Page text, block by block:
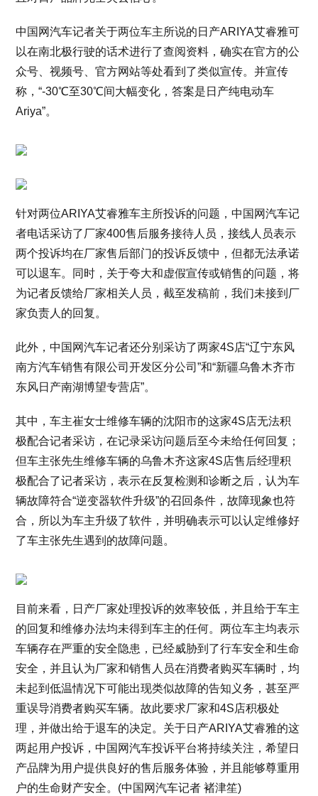
中国网汽车记者关于两位车主所说的日产ARIYA艾睿雅可
以在南北极行驶的话术进行了查阅资料，确实在官方的公
众号、视频号、官方网站等处看到了类似宣传。并宣传
称，“-30℃至30℃间大幅变化，答案是日产纯电动车
Ariya”。
针对两位ARIYA艾睿雅车主所投诉的问题，中国网汽车记
者电话采访了厂家400售后服务接待人员，接线人员表示
两个投诉均在厂家售后部门的投诉反馈中，但都无法承诺
可以退车。同时，关于夸大和虚假宣传或销售的问题，将
为记者反馈给厂家相关人员，截至发稿前，我们未接到厂
家负责人的回复。
此外，中国网汽车记者还分别采访了两家4S店“辽宁东风
南方汽车销售有限公司开发区分公司”和“新疆乌鲁木齐市
东风日产南湖博望专营店”。
其中，车主崔女士维修车辆的沈阳市的这家4S店无法积
极配合记者采访，在记录采访问题后至今未给任何回复；
但车主张先生维修车辆的乌鲁木齐这家4S店售后经理积
极配合了记者采访，表示在反复检测和诊断之后，认为车
辆故障符合“逆变器软件升级”的召回条件，故障现象也符
合，所以为车主升级了软件，并明确表示可以认定维修好
了车主张先生遇到的故障问题。
目前来看，日产厂家处理投诉的效率较低，并且给于车主
的回复和维修办法均未得到车主的任何。两位车主均表示
车辆存在严重的安全隐患，已经威胁到了行车安全和生命
安全，并且认为厂家和销售人员在消费者购买车辆时，均
未起到低温情况下可能出现类似故障的告知义务，甚至严
重误导消费者购买车辆。故此要求厂家和4S店积极处
理，并做出给于退车的决定。关于日产ARIYA艾睿雅的这
两起用户投诉，中国网汽车投诉平台将持续关注，希望日
产品牌为用户提供良好的售后服务体验，并且能够尊重用
户的生命财产安全。(中国网汽车记者 褚津笙)